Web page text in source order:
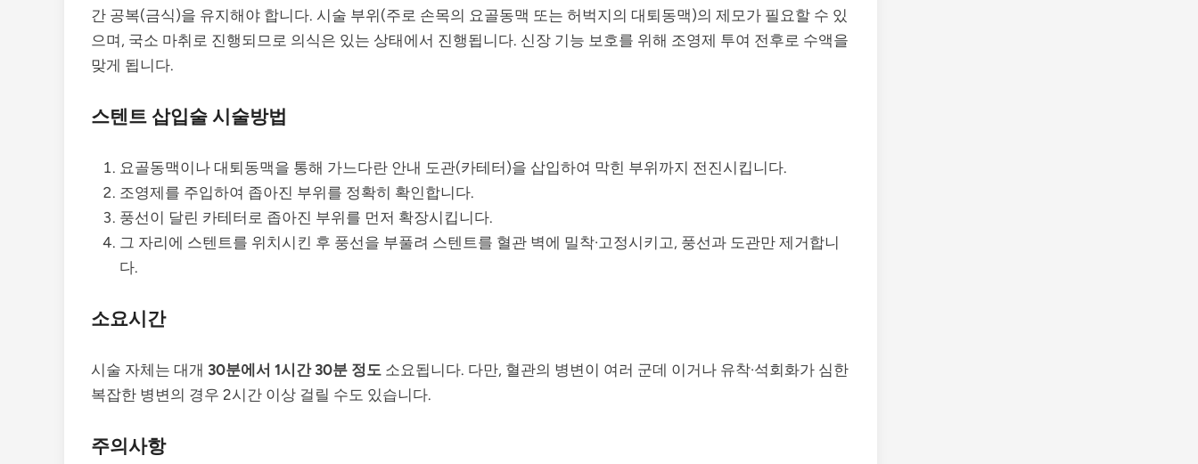
간 공복(금식)을 유지해야 합니다. 시술 부위(주로 손목의 요골동맥 또는 허벅지의 대퇴동맥)의 제모가 필요할 수 있
으며, 국소 마취로 진행되므로 의식은 있는 상태에서 진행됩니다. 신장 기능 보호를 위해 조영제 투여 전후로 수액을
맞게 됩니다.
스텐트 삽입술 시술방법
요골동맥이나 대퇴동맥을 통해 가느다란 안내 도관(카테터)을 삽입하여 막힌 부위까지 전진시킵니다.
조영제를 주입하여 좁아진 부위를 정확히 확인합니다.
풍선이 달린 카테터로 좁아진 부위를 먼저 확장시킵니다.
그 자리에 스텐트를 위치시킨 후 풍선을 부풀려 스텐트를 혈관 벽에 밀착·고정시키고, 풍선과 도관만 제거합니
다.
소요시간
시술 자체는 대개 30분에서 1시간 30분 정도 소요됩니다. 다만, 혈관의 병변이 여러 군데 이거나 유착·석회화가 심한
복잡한 병변의 경우 2시간 이상 걸릴 수도 있습니다.
주의사항